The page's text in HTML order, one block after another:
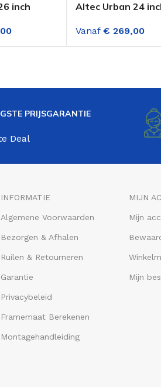
inch
Munt
Altec Urban 24
Sand
Vanaf € 269,00
PRIJSGARANTIE
Deal
INFORMATIE
Algemene Voorwaarden
Bezorgen & Afhalen
Ruilen & Retourneren
Garantie
Privacybeleid
Framemaat Berekenen
Montagehandleiding
MIJN
Mijn
Mijn